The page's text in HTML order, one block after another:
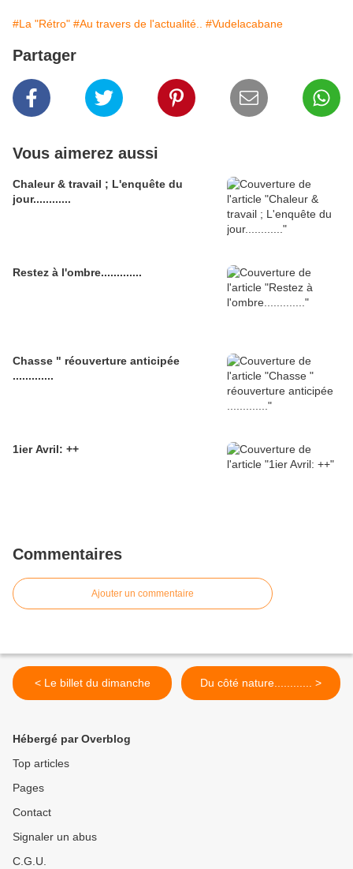
#La "Rétro" #Au travers de l'actualité.. #Vudelacabane
Partager
Vous aimerez aussi
Chaleur & travail ; L'enquête du
jour............
Restez à l'ombre.............
Chasse " réouverture anticipée
.............
1ier Avril: ++
Commentaires
Ajouter un commentaire
< Le billet du dimanche Du côté nature............ >
Hébergé par Overblog
Top articles
Pages
Contact
Signaler un abus
C.G.U.